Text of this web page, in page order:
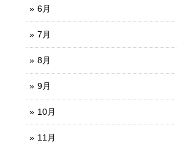
6月
7月
8月
9月
10月
11月